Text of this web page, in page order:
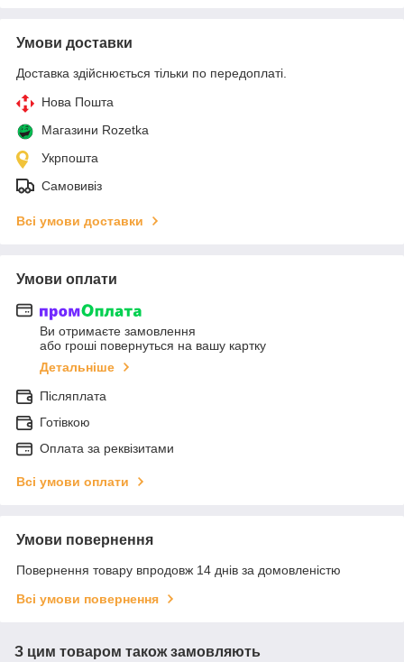
Умови доставки
Доставка здійснюється тільки по передоплаті.
Нова Пошта
Магазини Rozetka
Укрпошта
Самовивіз
Всі умови доставки
Умови оплати
Ви отримаєте замовлення
або гроші повернуться на вашу картку
Детальніше
Післяплата
Готівкою
Оплата за реквізитами
Всі умови оплати
Умови повернення
Повернення товару впродовж 14 днів за домовленістю
Всі умови повернення
З цим товаром також замовляють